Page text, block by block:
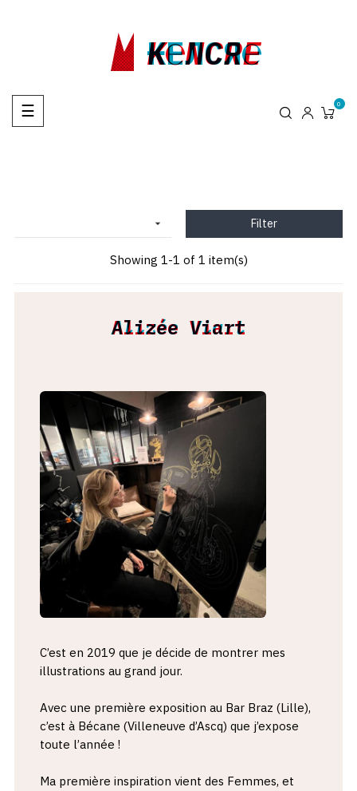
KENCRE
K℮NCRE
₭EЛCЯ℮
Toggle
navigation
☰ 0
 Filter
Showing 1-1 of 1 item(s)
Alizée Viart
Alizée Viart
C’est en 2019 que je décide de montrer mes
illustrations au grand jour.
Avec une première exposition au Bar Braz (Lille),
c’est à Bécane (Villeneuve d’Ascq) que j’expose
toute l’année !
Ma première inspiration vient des Femmes, et